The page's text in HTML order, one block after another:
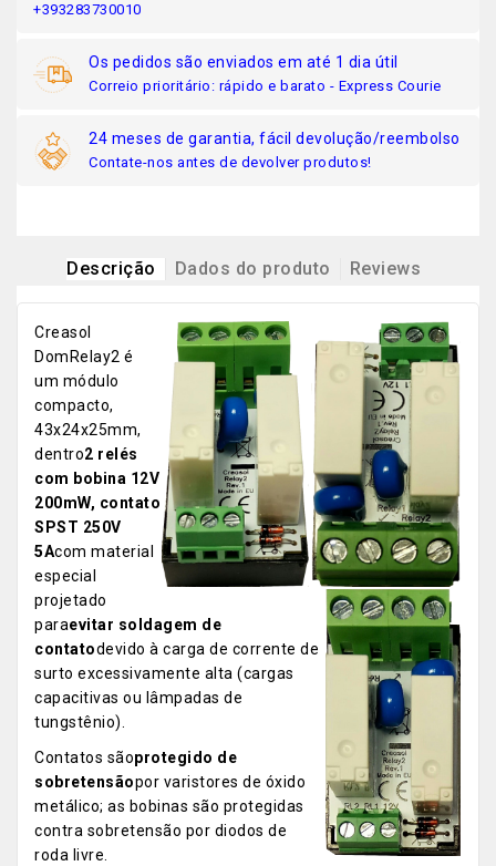
+393283730010
Os pedidos são enviados em até 1 dia útil
Correio prioritário: rápido e barato - Express Courie
24 meses de garantia, fácil devolução/reembolso
Contate-nos antes de devolver produtos!
Descrição Dados do produto Reviews
Creasol
DomRelay2 é
um módulo
compacto,
43x24x25mm,
dentro2 relés
com bobina 12V
200mW, contato
SPST 250V
5Acom material
especial
projetado
paraevitar soldagem de
contatodevido à carga de corrente de
surto excessivamente alta (cargas
capacitivas ou lâmpadas de
tungstênio).
Contatos sãoprotegido de
sobretensãopor varistores de óxido
metálico; as bobinas são protegidas
contra sobretensão por diodos de
roda livre.